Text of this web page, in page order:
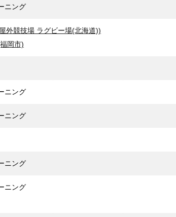
ニング
外競技場 ラグビー場(北海道))
岡市)
ニング
ニング
ニング
ニング